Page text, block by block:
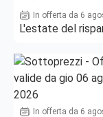
In offerta da 6
L'estate del
In offerta da 6